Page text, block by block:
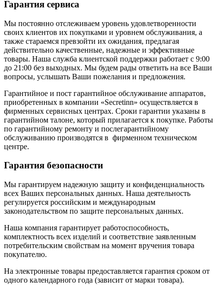
Гарантия сервиса
Мы постоянно отслеживаем уровень удовлетворенности
своих клиентов их покупками и уровнем обслуживания, а
также стараемся превзойти их ожидания, предлагая
действительно качественные, надежные и эффективные
товары. Наша служба клиентской поддержки работает с 9:00
до 21:00 без выходных. Мы будем рады ответить на все Ваши
вопросы, услышать Ваши пожелания и предложения.
Гарантийное и пост гарантийное обслуживание аппаратов,
приобретенных в компании «Secretinn» осуществляется в
фирменных сервисных центрах. Сроки гарантии указаны в
гарантийном талоне, который прилагается к покупке. Работы
по гарантийному ремонту и послегарантийному
обслуживанию производятся в фирменном техническом
центре.
Гарантия безопасности
Мы гарантируем надежную защиту и конфиденциальность
всех Ваших персональных данных. Наша деятельность
регулируется российским и международным
законодательством по защите персональных данных.
Наша компания гарантирует работоспособность,
комплектность всех изделий и соответствие заявленным
потребительским свойствам на момент вручения товара
покупателю.
На электронные товары предоставляется гарантия сроком от
одного календарного года (зависит от марки товара).